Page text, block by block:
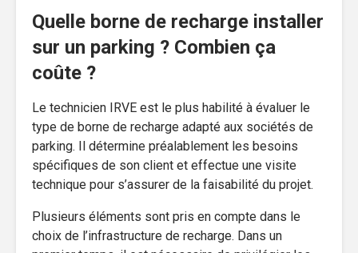
Quelle borne de recharge installer
sur un parking ? Combien ça
coûte ?
Le technicien IRVE est le plus habilité à évaluer le
type de borne de recharge adapté aux sociétés de
parking. Il détermine préalablement les besoins
spécifiques de son client et effectue une visite
technique pour s’assurer de la faisabilité du projet.
Plusieurs éléments sont pris en compte dans le
choix de l’infrastructure de recharge. Dans un